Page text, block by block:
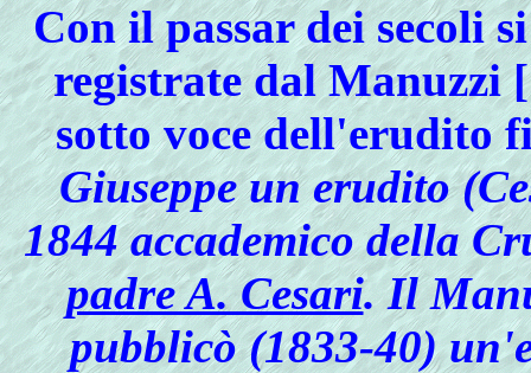
Con il passar dei secoli
registrate dal Manuzzi
sotto voce dell'erudito
Giuseppe un erudito
1844 accademico della
padre A. Cesari. Il
pubblicò (1833-40)